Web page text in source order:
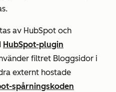
av HubSpot och
HubSpot-plugin
filtret Bloggsidor i
externt hostade
spårningskoden